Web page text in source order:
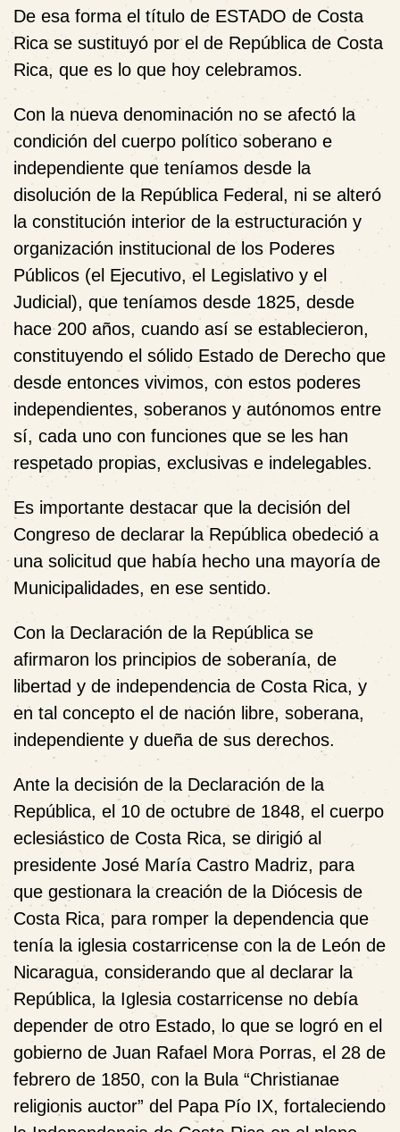
De esa forma el título de ESTADO de Costa
Rica se sustituyó por el de República de Costa
Rica, que es lo que hoy celebramos.
Con la nueva denominación no se afectó la
condición del cuerpo político soberano e
independiente que teníamos desde la
disolución de la República Federal, ni se alteró
la constitución interior de la estructuración y
organización institucional de los Poderes
Públicos (el Ejecutivo, el Legislativo y el
Judicial), que teníamos desde 1825, desde
hace 200 años, cuando así se establecieron,
constituyendo el sólido Estado de Derecho que
desde entonces vivimos, con estos poderes
independientes, soberanos y autónomos entre
sí, cada uno con funciones que se les han
respetado propias, exclusivas e indelegables.
Es importante destacar que la decisión del
Congreso de declarar la República obedeció a
una solicitud que había hecho una mayoría de
Municipalidades, en ese sentido.
Con la Declaración de la República se
afirmaron los principios de soberanía, de
libertad y de independencia de Costa Rica, y
en tal concepto el de nación libre, soberana,
independiente y dueña de sus derechos.
Ante la decisión de la Declaración de la
República, el 10 de octubre de 1848, el cuerpo
eclesiástico de Costa Rica, se dirigió al
presidente José María Castro Madriz, para
que gestionara la creación de la Diócesis de
Costa Rica, para romper la dependencia que
tenía la iglesia costarricense con la de León de
Nicaragua, considerando que al declarar la
República, la Iglesia costarricense no debía
depender de otro Estado, lo que se logró en el
gobierno de Juan Rafael Mora Porras, el 28 de
febrero de 1850, con la Bula “Christianae
religionis auctor” del Papa Pío IX, fortaleciendo